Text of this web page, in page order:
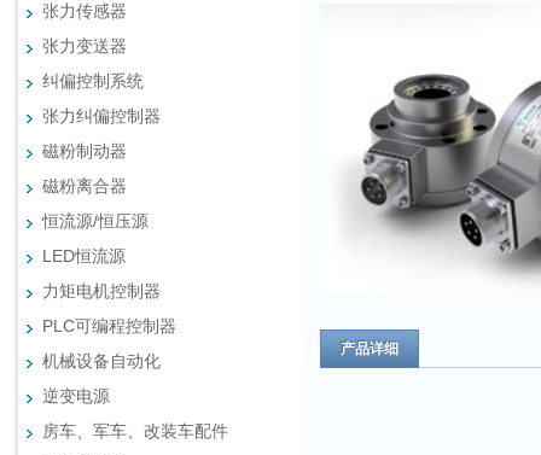
张力传感器
张力变送器
纠偏控制系统
张力纠偏控制器
磁粉制动器
磁粉离合器
恒流源/恒压源
LED恒流源
力矩电机控制器
PLC可编程控制器
机械设备自动化
逆变电源
房车、军车、改装车配件
产品详细